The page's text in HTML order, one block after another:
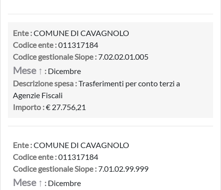
Ente :COMUNE DI CAVAGNOLO
Codice ente :011317184
Codice gestionale Siope :7.02.02.01.005
Mese ↑ : Dicembre
Descrizione spesa :Trasferimenti per conto terzi a
Agenzie Fiscali
Importo :€ 27.756,21
Ente :COMUNE DI CAVAGNOLO
Codice ente :011317184
Codice gestionale Siope :7.01.02.99.999
Mese ↑ : Dicembre